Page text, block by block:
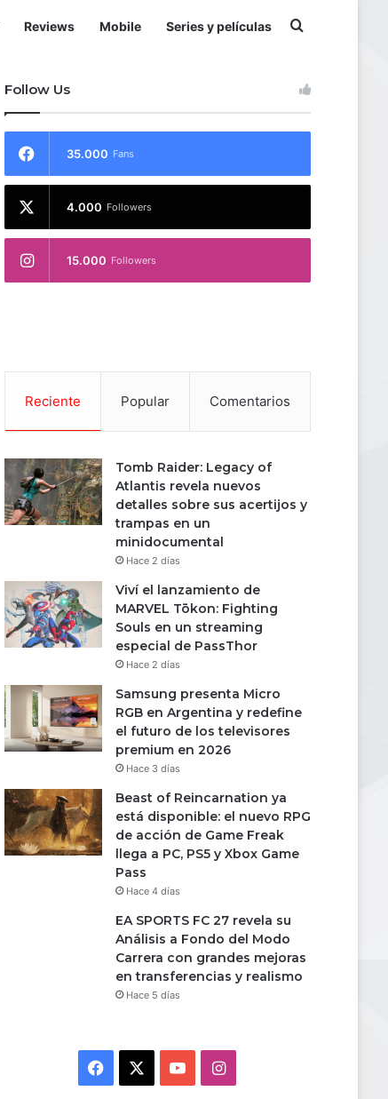
Reviews Mobile Series y películas
Follow Us
35.000 Fans
4.000 Followers
15.000 Followers
Reciente Popular Comentarios
Tomb Raider: Legacy of
Atlantis revela nuevos
detalles sobre sus acertijos y
trampas en un
minidocumental
Hace 2 días
Viví el lanzamiento de
MARVEL Tōkon: Fighting
Souls en un streaming
especial de PassThor
Hace 2 días
Samsung presenta Micro
RGB en Argentina y redefine
el futuro de los televisores
premium en 2026
Hace 3 días
Beast of Reincarnation ya
está disponible: el nuevo RPG
de acción de Game Freak
llega a PC, PS5 y Xbox Game
Pass
Hace 4 días
EA SPORTS FC 27 revela su
Análisis a Fondo del Modo
Carrera con grandes mejoras
en transferencias y realismo
Hace 5 días
Facebook YouTubeInstagram